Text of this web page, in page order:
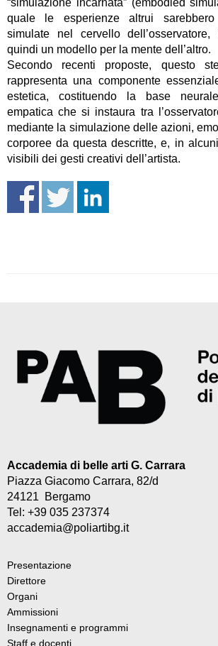
“simulazione incarnata” (embodied
quale le esperienze altrui sarebbero
simulate nel cervello dell’osservatore,
quindi un modello per la mente dell’altro.
Secondo recenti proposte, questo
rappresenta una componente
estetica, costituendo la base
empatica che si instaura tra
mediante la simulazione delle azioni,
corporee da questa descritte, e, in
visibili dei gesti creativi dell’artista.
Accademia di belle arti G. Carrara
Piazza Giacomo Carrara, 82/d
24121 Bergamo
Tel: +39 035 237374
accademia@poliartibg.it
Presentazione
Direttore
Organi
Ammissioni
Insegnamenti e programmi
Staff e docenti